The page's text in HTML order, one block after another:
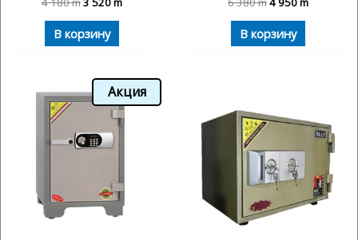
В корзину В корзину
Акция